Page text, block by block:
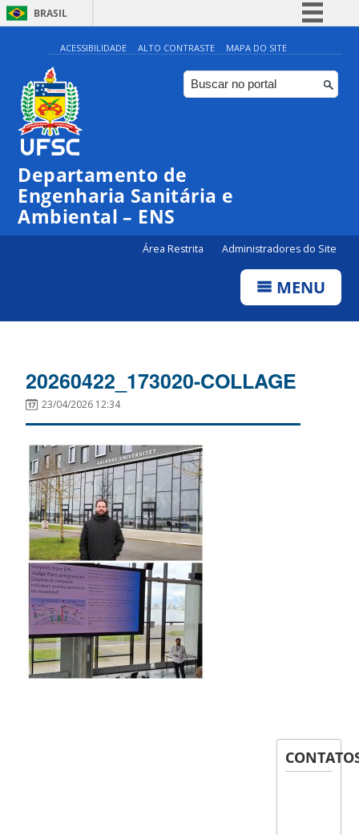
BRASIL
Simplifique!
Comunica BR
Participe
ACESSIBILIDADE ALTO CONTRASTE MAPA DO SITE
Departamento de
Engenharia Sanitária e
Ambiental – ENS
Área Restrita Administradores do Site
MENU
20260422_173020-COLLAGE
23/04/2026 12:34